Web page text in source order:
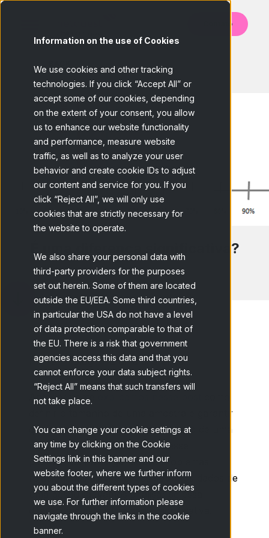
Information on the use of Cookies
We use cookies and other tracking
technologies. If you click “Accept All” or
accept some of our cookies, depending
on the extent of your consent, you allow
us to enhance our website functionality
and performance, measure website
traffic, as well as to analyze your user
behavior and create cookie IDs to adjust
our content and service for you. If you
click “Reject All”, we will only use
cookies that are strictly necessary for
the website to operate.
We also share your personal data with
third-party providers for the purposes
set out herein. Some of them are located
outside the EU/EEA. Some third countries,
in particular the USA do not have a level
of data protection comparable to that of
the EU. There is a risk that government
agencies access this data and that you
cannot enforce your data subject rights.
“Reject All” means that such transfers will
not take place.
You can change your cookie settings at
any time by clicking on the Cookie
Settings link in this banner and our
website footer, where we further inform
you about the different types of cookies
we use. For further information please
navigate through the links in the cookie
banner.
Contato
É uma diferença significativa?
Home Blog É uma diferença...
Anteriormente
definir o tamanho de uma amostra e garantir
que os dados obtidos estejam dentro de uma
margem de erro controlada. Nesse
post vamos investigar sobre problemas
relacionados às diferenças sobre os dados de
uma pesquisa. Vamos analisar se essa
diferença é estatisticamente significativa.